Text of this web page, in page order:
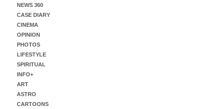
NEWS 360
CASE DIARY
CINEMA
OPINION
PHOTOS
LIFESTYLE
SPIRITUAL
INFO+
ART
ASTRO
CARTOONS